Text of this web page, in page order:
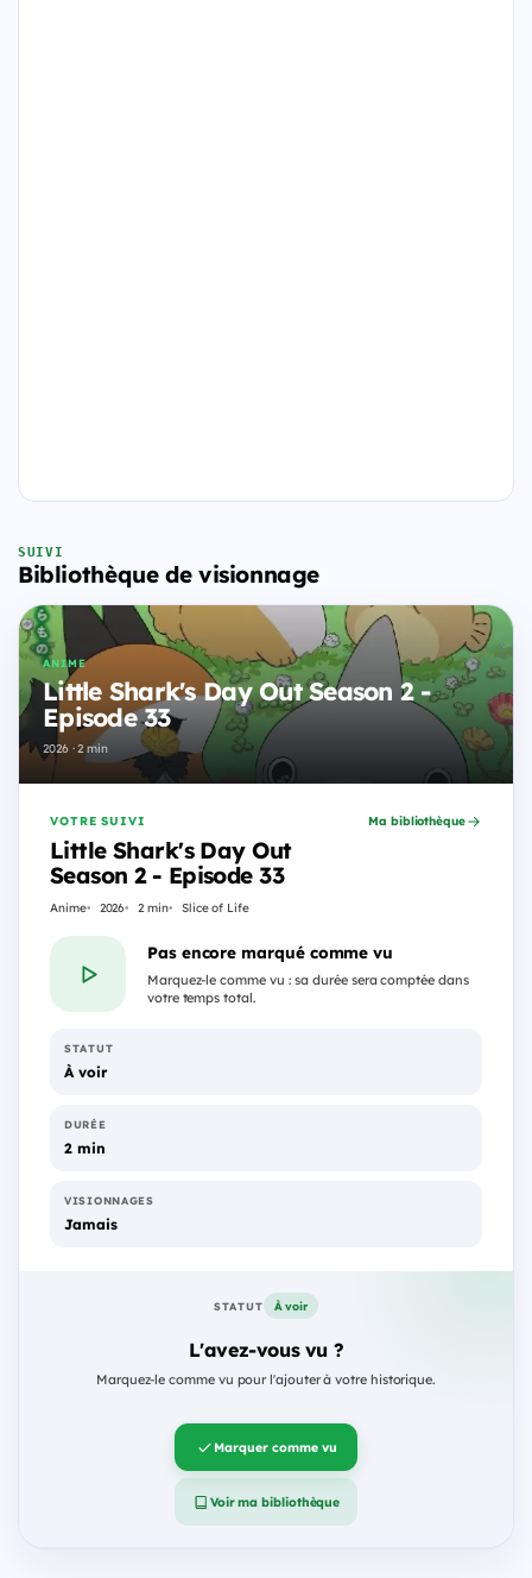
SUIVI
Bibliothèque de visionnage
ANIME
Little Shark's Day Out Season 2 -
Episode 33
2026 · 2 min
VOTRE SUIVI
Little Shark's Day Out
Season 2 - Episode 33
Anime 2026 2 min Slice of Life
Ma bibliothèque
Pas encore marqué comme vu
Marquez-le comme vu : sa durée sera comptée dans
votre temps total.
STATUT
À voir
DURÉE
2 min
VISIONNAGES
Jamais
STATUT À voir
L'avez-vous vu ?
Marquez-le comme vu pour l'ajouter à votre historique.
Marquer comme vu
Voir ma bibliothèque